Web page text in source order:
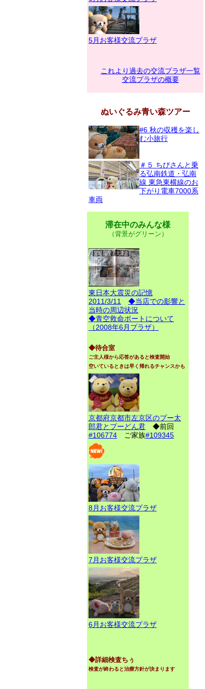
5月お客様交流プラザ
これより過去の交流プラザ一覧
交流プラザの概要
ぬいぐるみ青い森ツアー
#6 秋の収穫を楽し
む小旅行
＃５ ちびさんと乗
る弘南鉄道・弘南
線 東急東横線のお
下がり電車7000系
車両
滞在中のみんな様
（背景がグリーン）
東日本大震災の記憶
2011/3/11
◆当店での影響と
当時の周辺状況
◆青空救命ボートについて
（2008年6月プラザ）
◆待合室
ご主人様から応答があると検査開始
空いているときは早く帰れるチャンスかも
京都府京都市左京区のプー太
郎君とプーどん君 ◆前回
#106774 ご家族#109345
8月お客様交流プラザ
7月お客様交流プラザ
6月お客様交流プラザ
◆詳細検査ちぅ
検査が終わると治療方針が決まります